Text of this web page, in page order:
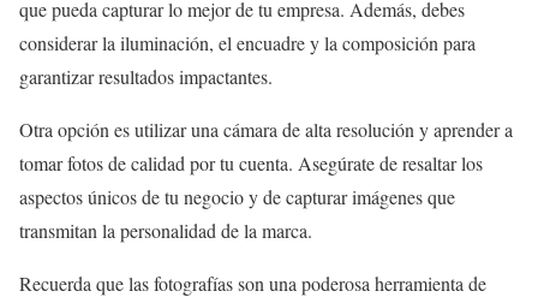
que pueda capturar lo mejor de tu empresa. Además, debes
considerar la iluminación, el encuadre y la composición para
garantizar resultados impactantes.
Otra opción es utilizar una cámara de alta resolución y aprender a
tomar fotos de calidad por tu cuenta. Asegúrate de resaltar los
aspectos únicos de tu negocio y de capturar imágenes que
transmitan la personalidad de la marca.
Recuerda que las fotografías son una poderosa herramienta de